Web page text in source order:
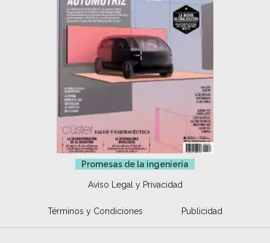
Promesas de la ingeniería
Aviso Legal y Privacidad
Términos y Condiciones Publicidad